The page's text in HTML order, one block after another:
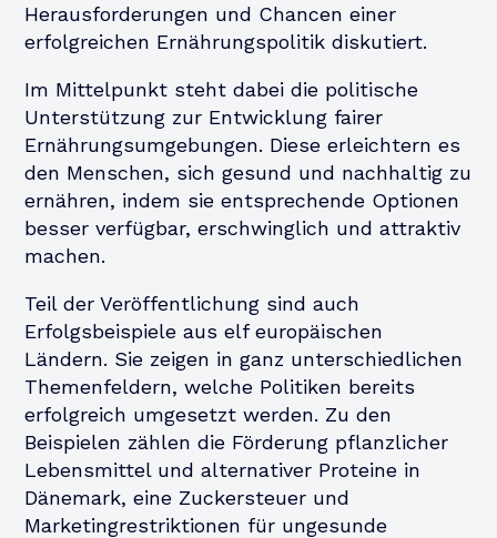
Herausforderungen und Chancen einer
erfolgreichen Ernährungspolitik diskutiert.
Im Mittelpunkt steht dabei die politische
Unterstützung zur Entwicklung fairer
Ernährungsumgebungen. Diese erleichtern es
den Menschen, sich gesund und nachhaltig zu
ernähren, indem sie entsprechende Optionen
besser verfügbar, erschwinglich und attraktiv
machen.
Teil der Veröffentlichung sind auch
Erfolgsbeispiele aus elf europäischen
Ländern. Sie zeigen in ganz unterschiedlichen
Themenfeldern, welche Politiken bereits
erfolgreich umgesetzt werden. Zu den
Beispielen zählen die Förderung pflanzlicher
Lebensmittel und alternativer Proteine in
Dänemark, eine Zuckersteuer und
Marketingrestriktionen für ungesunde